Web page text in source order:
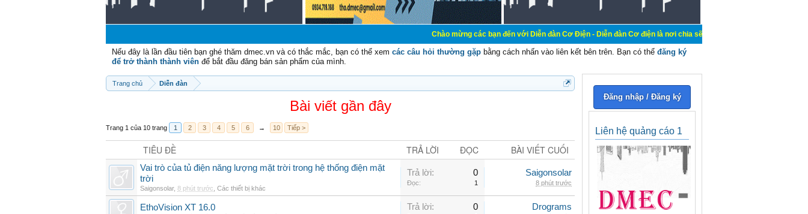
Chào mừng các bạn đến với Diễn đàn Cơ Điện - Diễn đàn Cơ điện là nơi chia sẽ kiến thức kinh nghiệm trong lãnh vực
Nếu đây là lần đầu tiên bạn ghé thăm dmec.vn và có thắc mắc, bạn có thể xem các câu hỏi thường gặp bằng cách nhấn vào liên kết bên trên. Bạn có thể đăng ký
để trở thành thành viên để bắt đầu đăng bán sản phẩm của mình.
Trang chủ Diễn đàn
Bài viết gần đây
Trang 1 của 10 trang 1 2 3 4 5 6 → 10 Tiếp >
TIÊU ĐỀ TRẢ LỜI ĐỌC BÀI VIẾT CUỐI
Vai trò của tủ điện năng lượng mặt trời trong hệ thống điện mặt
trời
Saigonsolar, 8 phút trước Các thiết bị khác
Trả lời: 0
Đọc: 1
Saigonsolar
8 phút trước
EthoVision XT 16.0 Trả lời: 0 Drograms
Đăng nhập / Đăng ký
Liên hệ quảng cáo 1